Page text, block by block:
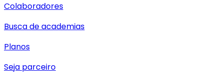
Colaboradores
Busca de academias
Planos
Seja parceiro